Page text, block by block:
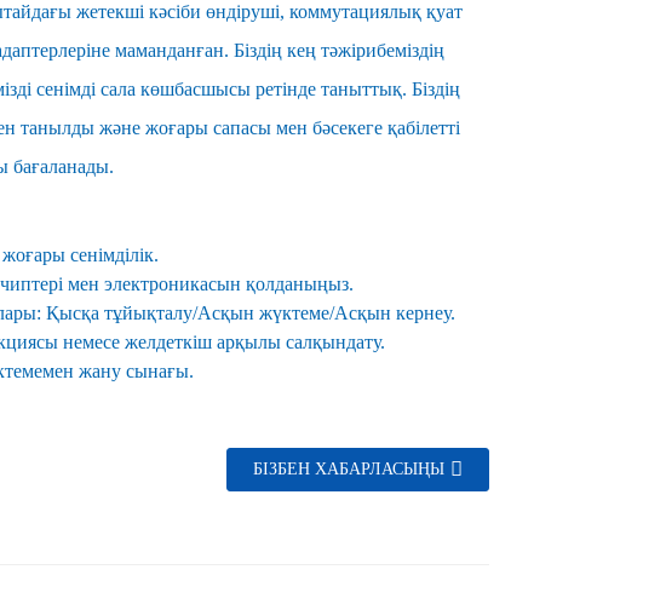
жетекші кәсіби өндіруші, коммутациялық қуат
маманданған. Біздің кең тәжірибеміздің
сенімді сала көшбасшысы ретінде таныттық. Біздің
танылды және жоғары сапасы мен бәсекеге қабілетті
бағаланады.
сенімділік.
мен электроникасын қолданыңыз.
Қысқа тұйықталу/Асқын жүктеме/Асқын кернеу.
немесе желдеткіш арқылы салқындату.
жану сынағы.
БІЗБЕН ХАБАРЛАСЫҢЫ